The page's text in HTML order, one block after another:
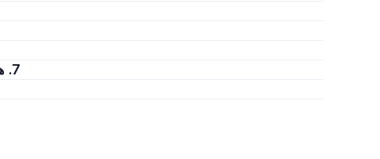
7. هل عملة IceCreamSwap تمثل استثمارًا جيدًا؟